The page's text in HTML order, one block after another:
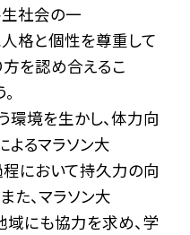
社会の一
格と個性を尊重して
を認め合えるこ
境を生かし、体力向
るマラソン大
において持久力の向
た、マラソン大
にも協力を求め、学